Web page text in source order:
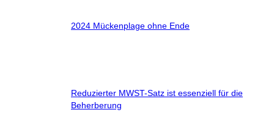
2024 Mückenplage ohne Ende
Reduzierter MWST-Satz ist essenziell für die
Beherberung